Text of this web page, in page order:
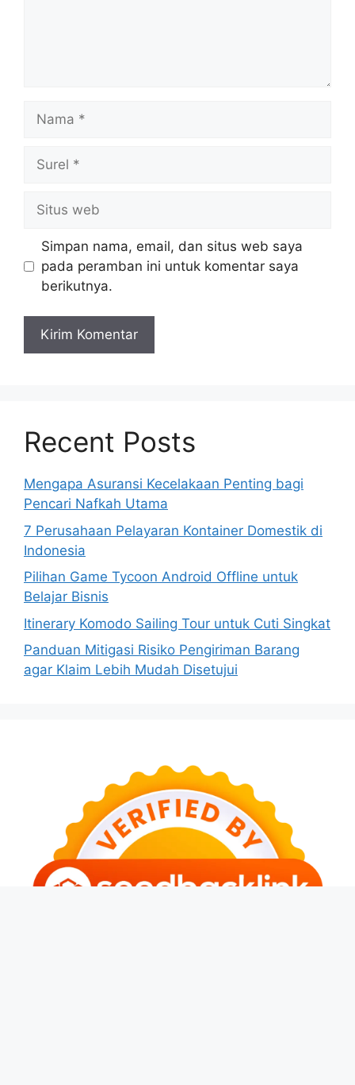
web
Simpan nama, email, dan situs web saya
pada peramban ini untuk komentar saya
berikutnya.
Recent Posts
Mengapa Asuransi Kecelakaan Penting bagi
Pencari Nafkah Utama
7 Perusahaan Pelayaran Kontainer Domestik di
Indonesia
Pilihan Game Tycoon Android Offline untuk
Belajar Bisnis
Itinerary Komodo Sailing Tour untuk Cuti Singkat
Panduan Mitigasi Risiko Pengiriman Barang
agar Klaim Lebih Mudah Disetujui